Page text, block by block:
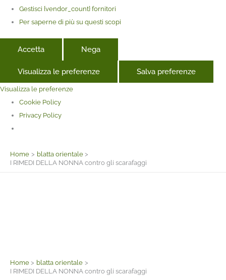
Gestisci {vendor_count} fornitori
Per saperne di più su questi scopi
Accetta Nega
Visualizza le preferenze Salva preferenze
Visualizza le preferenze
Cookie Policy
Privacy Policy
Home
blatta orientale
I RIMEDI DELLA NONNA contro gli scarafaggi
Home
blatta orientale
I RIMEDI DELLA NONNA contro gli scarafaggi